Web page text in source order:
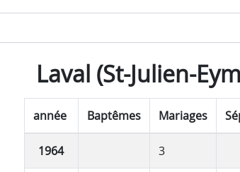
Laval (St-Julien-
année Baptêmes Mariages
1964 3